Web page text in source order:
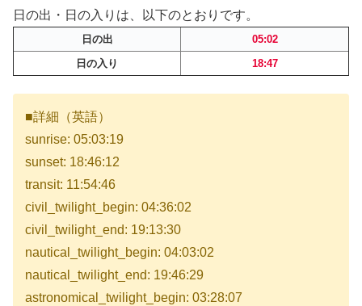
日の出・日の入りは、以下のとおりです。
日の出
05:02
日の入り
18:47
■詳細（英語）
sunrise: 05:03:19
sunset: 18:46:12
transit: 11:54:46
civil_twilight_begin: 04:36:02
civil_twilight_end: 19:13:30
nautical_twilight_begin: 04:03:02
nautical_twilight_end: 19:46:29
astronomical_twilight_begin: 03:28:07